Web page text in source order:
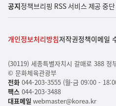
공지정책브리핑 RSS 서비스 제공 중
개인정보처리방침저작권정책이메일
(30119) 세종특별자치시 갈매로 388 정
© 문화체육관광부
전화044-203-3555 (월-금 09:00 -
팩스044-203-3488
대표메일 webmaster@korea.kr